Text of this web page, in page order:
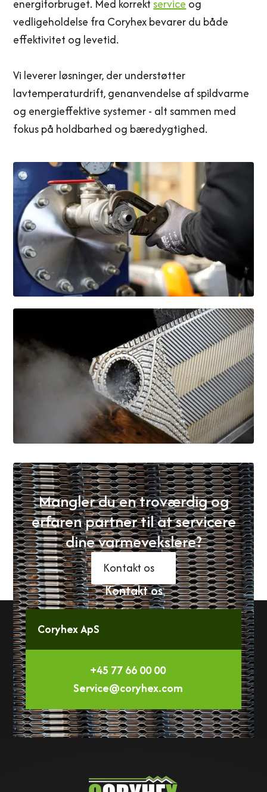
energiforbruget. Med korrekt service og
vedligeholdelse fra Coryhex bevarer du både
effektivitet og levetid.
Vi leverer løsninger, der understøtter
lavtemperaturdrift, genanvendelse af spildvarme
og energieffektive systemer - alt sammen med
fokus på holdbarhed og bæredygtighed.
Mangler du en troværdig og
erfaren partner til at servicere
dine varmevekslere?
Kontakt os
Kontakt os
Coryhex ApS
+45 77 66 00 00
Service@coryhex.com